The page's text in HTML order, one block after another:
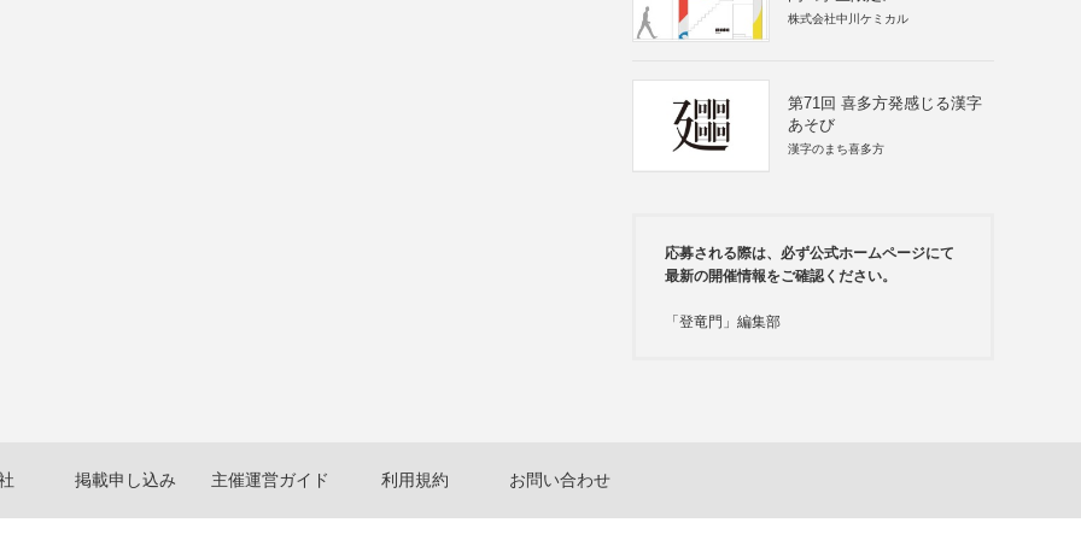
株式会社中川ケミカル
第71回 喜多方発感じる漢字
あそび
漢字のまち喜多方
応募される際は、必ず公式ホームページにて
最新の開催情報をご確認ください。
「登竜門」編集部
掲載申し込み 主催運営ガイド 利用規約 お問い合わせ